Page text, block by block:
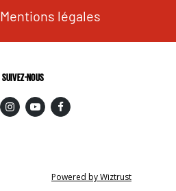
Mentions légales
SUIVEZ-NOUS
Powered by Wiztrust